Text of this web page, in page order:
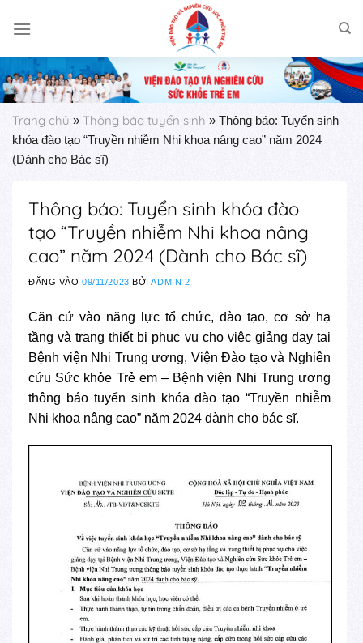
Trang chủ » Thông báo tuyển sinh » Thông báo: Tuyển sinh
khóa đào tạo “Truyền nhiễm Nhi khoa nâng cao” năm 2024
(Dành cho Bác sĩ)
Thông báo: Tuyển sinh khóa đào
tạo “Truyền nhiễm Nhi khoa nâng
cao” năm 2024 (Dành cho Bác sĩ)
ĐĂNG VÀO09/11/2023 BỞIADMIN 2
Căn cứ vào năng lực tổ chức, đào tạo, cơ sở hạ
tầng và trang thiết bị phục vụ cho việc giảng dạy tại
Bệnh viện Nhi Trung ương, Viện Đào tạo và Nghiên
cứu Sức khỏe Trẻ em – Bệnh viện Nhi Trung ương
thông báo tuyển sinh khóa đào tạo “Truyền nhiễm
Nhi khoa nâng cao” năm 2024 dành cho bác sĩ.